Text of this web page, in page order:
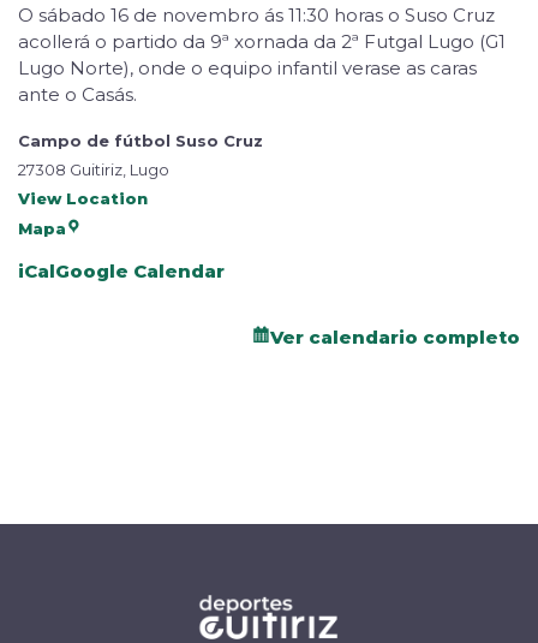
O sábado 16 de novembro ás 11:30 horas o Suso Cruz
acollerá o partido da 9ª xornada da 2ª Futgal Lugo (G1
Lugo Norte), onde o equipo infantil verase as caras
ante o Casás.
Campo de fútbol Suso Cruz
27308 Guitiriz, Lugo
View Location
Mapa
iCalGoogle Calendar
Ver calendario completo